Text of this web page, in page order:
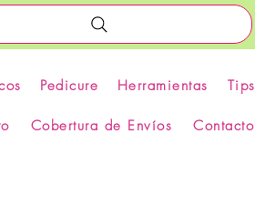
Pedicure Herramientas Tips
Cobertura de Envíos Contacto